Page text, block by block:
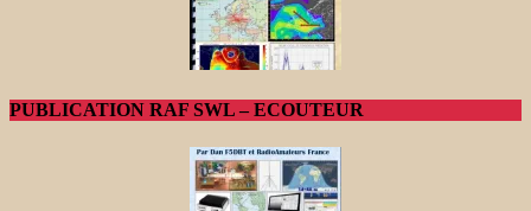
PUBLICATION RAF SWL – ECOUTEUR